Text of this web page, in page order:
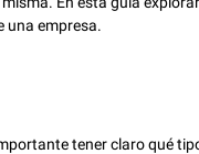
una empresa.
tener claro qué